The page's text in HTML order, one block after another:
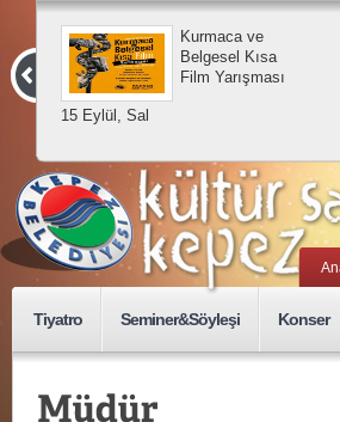
15 Eylül, Sal
Kurmaca ve
Belgesel Kısa
Film Yarışması
Tiyatro Seminer&Söyleşi Konser